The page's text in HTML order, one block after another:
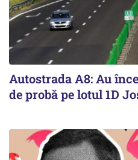
Autostrada A8: Au
de probă pe lotul 1D